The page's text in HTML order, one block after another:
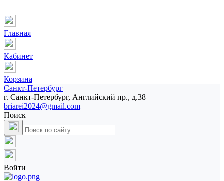
Главная
Кабинет
Корзина
Санкт-Петербург
г. Санкт-Петербург, Английский пр., д.38
briarei2024@gmail.com
Поиск
Войти